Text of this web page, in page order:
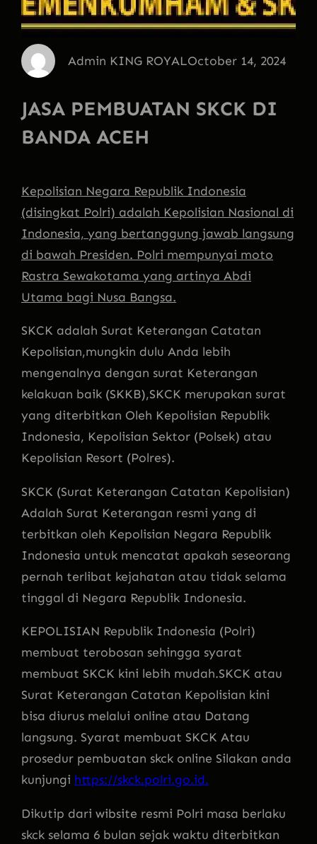
Admin KING ROYALOctober 14, 2024
JASA PEMBUATAN SKCK DI
BANDA ACEH
Kepolisian Negara Republik Indonesia
(disingkat Polri) adalah Kepolisian Nasional di
Indonesia, yang bertanggung jawab langsung
di bawah Presiden. Polri mempunyai moto
Rastra Sewakotama yang artinya Abdi
Utama bagi Nusa Bangsa.
SKCK adalah Surat Keterangan Catatan
Kepolisian,mungkin dulu Anda lebih
mengenalnya dengan surat Keterangan
kelakuan baik (SKKB),SKCK merupakan surat
yang diterbitkan Oleh Kepolisian Republik
Indonesia, Kepolisian Sektor (Polsek) atau
Kepolisian Resort (Polres).
SKCK (Surat Keterangan Catatan Kepolisian)
Adalah Surat Keterangan resmi yang di
terbitkan oleh Kepolisian Negara Republik
Indonesia untuk mencatat apakah seseorang
pernah terlibat kejahatan atau tidak selama
tinggal di Negara Republik Indonesia.
KEPOLISIAN Republik Indonesia (Polri)
membuat terobosan sehingga syarat
membuat SKCK kini lebih mudah.SKCK atau
Surat Keterangan Catatan Kepolisian kini
bisa diurus melalui online atau Datang
langsung. Syarat membuat SKCK Atau
prosedur pembuatan skck online Silakan anda
kunjungi https://skck.polri.go.id.
Dikutip dari wibsite resmi Polri masa berlaku
skck selama 6 bulan sejak waktu diterbitkan